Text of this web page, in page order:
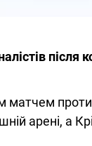
після
матчем проти
арені, а